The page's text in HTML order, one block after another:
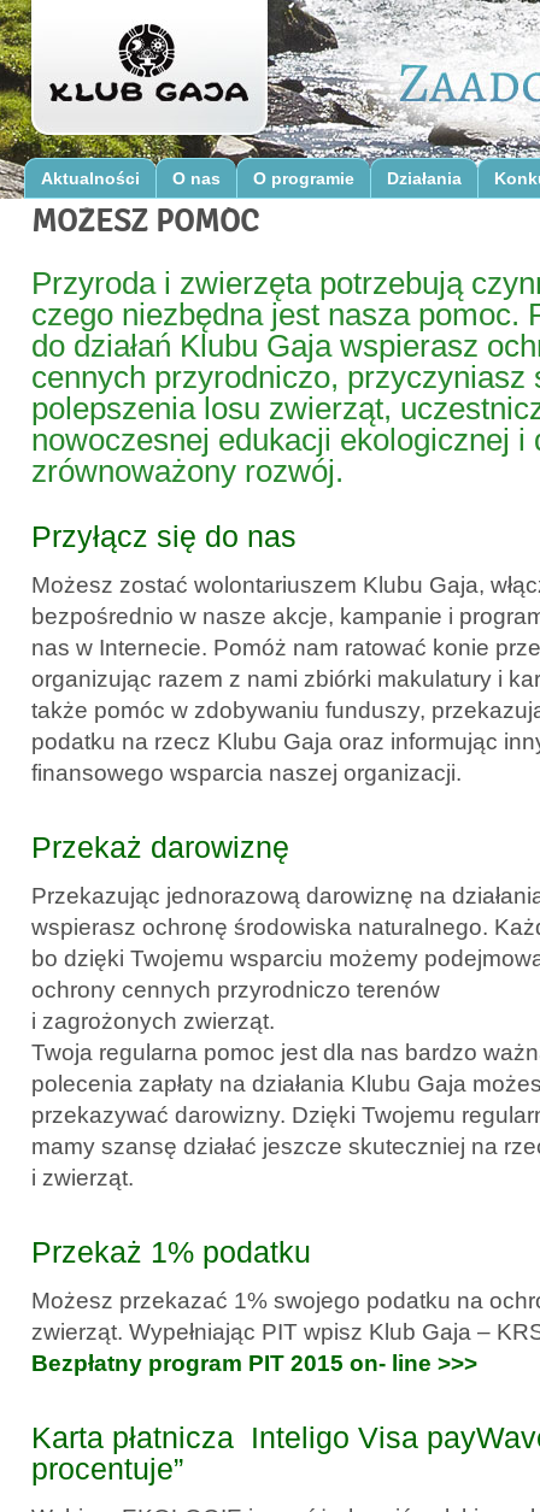
Aktualności O nas O programie Działania
MOŻESZ POMÓC
Przyroda i zwierzęta potrzebują
czego niezbędna jest nasza pomoc.
do działań Klubu Gaja wspierasz
cennych przyrodniczo, przyczyniasz
polepszenia losu zwierząt,
nowoczesnej edukacji ekologicznej i
zrównoważony rozwój.
Przyłącz się do nas
Możesz zostać wolontariuszem Klubu Gaja,
bezpośrednio w nasze akcje, kampanie i
nas w Internecie. Pomóż nam ratować konie
organizując razem z nami zbiórki makulatury i
także pomóc w zdobywaniu funduszy,
podatku na rzecz Klubu Gaja oraz informując
finansowego wsparcia naszej organizacji.
Przekaż darowiznę
Przekazując jednorazową darowiznę na
wspierasz ochronę środowiska naturalnego.
bo dzięki Twojemu wsparciu możemy
ochrony cennych przyrodniczo terenów
i zagrożonych zwierząt.
Twoja regularna pomoc jest dla nas bardzo
polecenia zapłaty na działania Klubu Gaja
przekazywać darowizny. Dzięki Twojemu
mamy szansę działać jeszcze skuteczniej na
i zwierząt.
Przekaż 1% podatku
Możesz przekazać 1% swojego podatku na
zwierząt. Wypełniając PIT wpisz Klub Gaja –
Bezpłatny program PIT 2015 on- line >>>
Karta płatnicza Inteligo Visa
procentuje”